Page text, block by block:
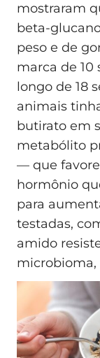
mostraram
beta-
peso e de
marca de 10
longo de 18
animais
butirato em
metabólito
— que
hormônio
para
testadas,
amido
microbioma,